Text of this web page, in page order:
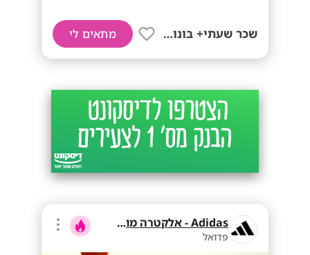
שכר שעתי+ בונוסים! מתאים לי
Adidas - אלקטרה מוצרי צריכה
פדואל